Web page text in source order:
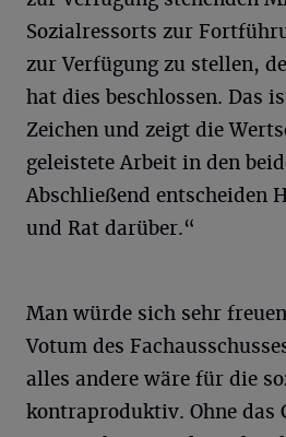
Sozialressorts zur
zur Verfügung zu stellen,
hat dies beschlossen. Das
Zeichen und zeigt die
geleistete Arbeit in den
Abschließend entscheiden
und Rat darüber.“
Man würde sich sehr
Votum des
alles andere wäre für die
kontraproduktiv. Ohne das